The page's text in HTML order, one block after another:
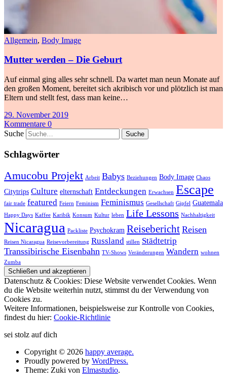
Allgemein, Body Image
Mutter werden – Die Geburt
Auf einmal ging alles sehr schnell. Da wartet man neun Monate auf
den großen Moment, bereitet sich akribisch vor und plötzlich ist man
Eltern und stellt fest, dass man keine…
29. November 2019
Kommentare 0
Suche
Schlagwörter
Amucobu Projekt Arbeit Babys Beziehungen Body Image Chaos
Citytrips Culture elternschaft Entdeckungen Erwachsen Escape
fair trade featured Feiern Feminism Feminismus Gesellschaft Gipfel Guatemala
Happy Days Kaffee Karibik Konsum Kultur leben Life Lessons Nachhaltigkeit
Nicaragua Packliste Psychokram Reisebericht Reisen
Reisen Nicaragua Reisevorbereitung Russland stillen Städtetrip
Transsibirische Eisenbahn TV-Shows Veränderungen Wandern wohnen
Zumba
Datenschutz & Cookies: Diese Website verwendet Cookies. Wenn
du die Website weiterhin nutzt, stimmst du der Verwendung von
Cookies zu.
Weitere Informationen, beispielsweise zur Kontrolle von Cookies,
findest du hier: Cookie-Richtlinie
sei stolz auf dich
Copyright © 2026 happy average.
Proudly powered by WordPress.
Theme: Zuki von Elmastudio.